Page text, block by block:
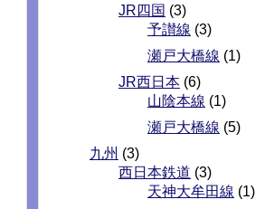
JR四国 (3)
予讃線 (3)
瀬戸大橋線 (1)
JR西日本 (6)
山陰本線 (1)
瀬戸大橋線 (5)
九州 (3)
西日本鉄道 (3)
天神大牟田線 (1)